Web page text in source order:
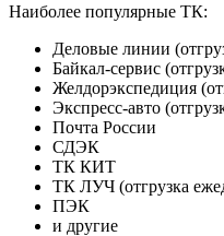
Наиболее популярные ТК:
Деловые линии
Байкал-сервис
Желдорэкспедиция
Экспресс-авто
Почта России
СДЭК
ТК КИТ
ТК ЛУЧ (отгрузка
ПЭК
и другие